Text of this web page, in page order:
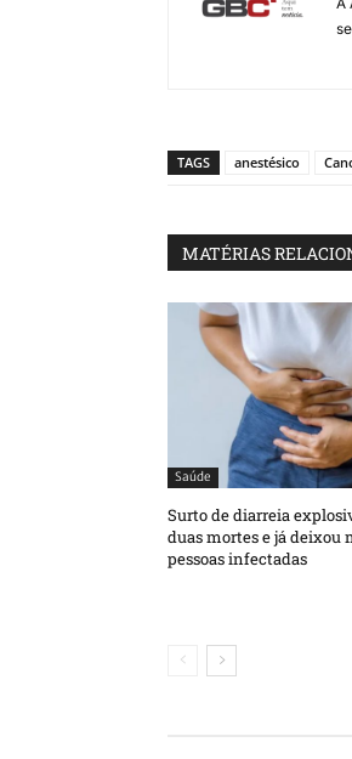
TAGS anestésico
MATÉRIAS
Saúde
Surto de diarreia
duas mortes e já deixou
pessoas infectadas